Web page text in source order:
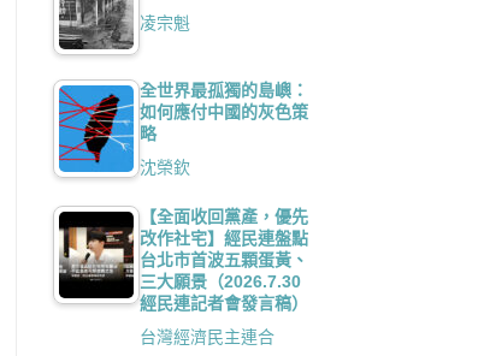
凌宗魁
全世界最孤獨的島嶼：
如何應付中國的灰色策
略
沈榮欽
【全面收回黨產，優先
改作社宅】經民連盤點
台北市首波五顆蛋黃、
三大願景（2026.7.30
經民連記者會發言稿）
台灣經濟民主連合